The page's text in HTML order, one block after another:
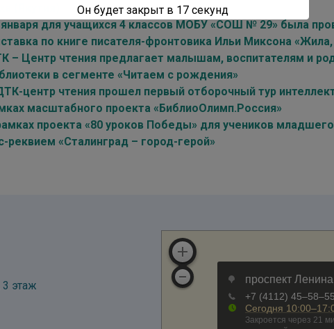
(Якутия)
января для учащихся 4 классов МОБУ «СОШ № 29» была
по книге писателя-фронтовика Ильи Миксона
– Центр чтения предлагает малышам, воспитателям и
в сегменте «Читаем с рождения»
центр чтения прошел первый отборочный тур
масштабного проекта «БиблиоОлимп.Россия»
проекта «80 уроков Победы» для учеников
реквием «Сталинград – город-герой»
3 этаж
Он будет закрыт в 16 секунд